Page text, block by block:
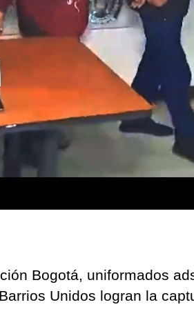
de
Bogotá, uniformados
Unidos logran la